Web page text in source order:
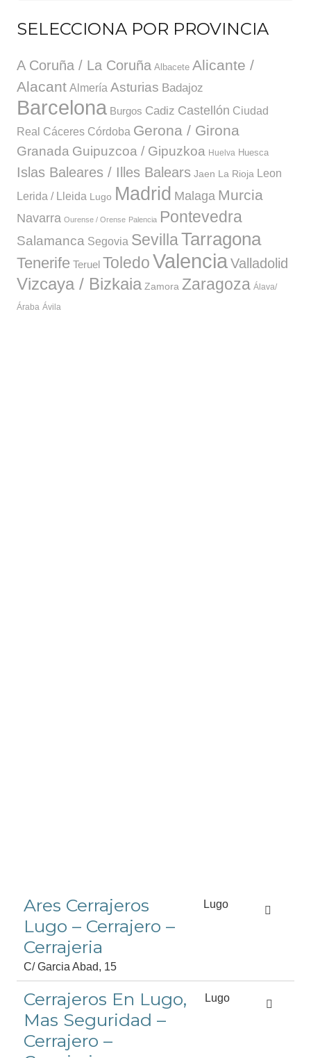
SELECCIONA POR PROVINCIA
A Coruña / La Coruña Albacete Alicante /
Alacant Almería Asturias Badajoz
Barcelona Burgos Cadiz Castellón Ciudad
Real Cáceres Córdoba Gerona / Girona
Granada Guipuzcoa / Gipuzkoa Huelva Huesca
Islas Baleares / Illes Balears Jaen La Rioja Leon
Lerida / Lleida Lugo Madrid Malaga Murcia
Navarra Ourense / Orense Palencia Pontevedra
Salamanca Segovia SevillaTarragona
Tenerife Teruel ToledoValenciaValladolid
Vizcaya / Bizkaia Zamora Zaragoza Álava/
Áraba Ávila
Ares Cerrajeros
Lugo – Cerrajero –
Cerrajeria
Lugo
C/ Garcia Abad, 15
Cerrajeros En Lugo,
Mas Seguridad –
Cerrajero –
Lugo